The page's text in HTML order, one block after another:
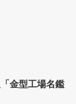
金型工場名鑑